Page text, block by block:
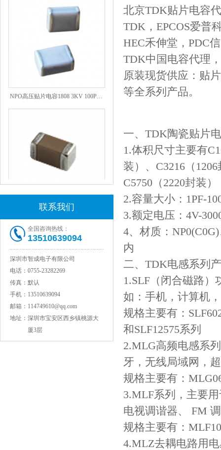
联系我们
全国咨询热线：
13510639094
深圳市智成电子有限公司
电话： 0755-23282269
传真： 默认
手机： 13510639094
邮箱： 114749610@qq.com
地址： 深圳市宝安区西乡镇桃源大
厦3层
北京TDK贴片电容
TDK，EPCOS爱普
HEC禾伸堂，PDC
TDK中国电容代理
原装现货供应：贴
等全系列产品。
一、TDK陶瓷贴片
1.体积尺寸主要有
装）、C3216（
C5750（2220封装）
2.容量大小：1PF-
3.额定电压：4V-
4、材质：
内
二、TDK电感系列
1.SLF（闭合磁路
如：手机，计算机
规格主要有：
和SLF12575系列
2.MLG高频电感系
牙，无线局域网，
规格主要有：
3.MLF系列，主要
电视调谐器、 FM
规格主要有：
4.MLZ去耦电路用